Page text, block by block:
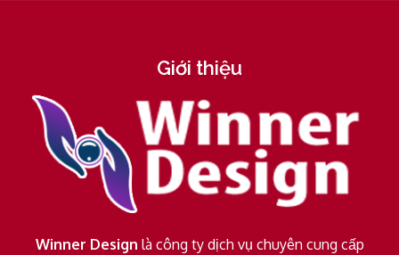
Giới thiệu
Winner Design là công ty dịch vụ chuyên cung cấp